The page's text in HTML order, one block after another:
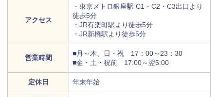
アクセス
・東京メトロ銀座駅 C1・C2・C3出口より
徒歩5分
・JR有楽町駅より徒歩5分
・JR新橋駅より徒歩5分
営業時間
■月～木、日・祝 17：00～23：30
■金・土・祝前 17:00～翌5:00
定休日 年末年始